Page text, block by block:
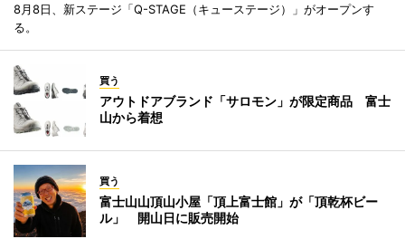
8月8日、新ステージ「Q-STAGE（キューステージ）」がオープンす
る。
買う
アウトドアブランド「サロモン」が限定商品 富士
山から着想
買う
富士山山頂山小屋「頂上富士館」が「頂乾杯ビー
ル」 開山日に販売開始